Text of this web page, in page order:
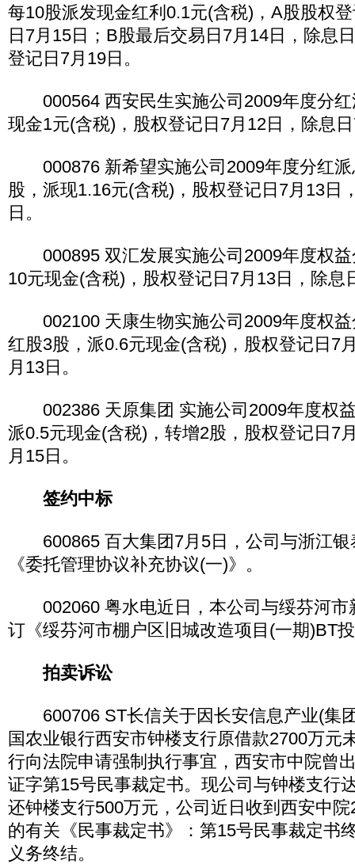
每10股派发现金红利0.1元(含税)，A股股权
日7月15日；B股最后交易日7月14日，除息
登记日7月19日。
000564 西安民生实施公司2009年度分红
现金1元(含税)，股权登记日7月12日，除息
000876 新希望实施公司2009年度分红派
股，派现1.16元(含税)，股权登记日7月13日
日。
000895 双汇发展实施公司2009年度权益
10元现金(含税)，股权登记日7月13日，除息
002100 天康生物实施公司2009年度权益
红股3股，派0.6元现金(含税)，股权登记日7
月13日。
002386 天原集团 实施公司2009年度权
派0.5元现金(含税)，转增2股，股权登记日7
月15日。
签约中标
600865 百大集团7月5日，公司与浙江银
《委托管理协议补充协议(一)》。
002060 粤水电近日，本公司与绥芬河市
订《绥芬河市棚户区旧城改造项目(一期)BT
拍卖诉讼
600706 ST长信关于因长安信息产业(集
国农业银行西安市钟楼支行原借款2700万元
行向法院申请强制执行事宜，西安市中院曾
证字第15号民事裁定书。现公司与钟楼支行
还钟楼支行500万元，公司近日收到西安中
的有关《民事裁定书》：第15号民事裁定书
义务终结。